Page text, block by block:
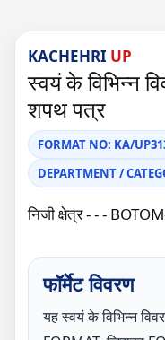
KACHEHRI UP
स्वयं के विभिन्न
शपथ पत्र
FORMAT NO: KA/
DEPARTMENT /
निजी क्षेत्र - - -
फॉर्मेट विवरण
यह स्वयं के विभिन्न